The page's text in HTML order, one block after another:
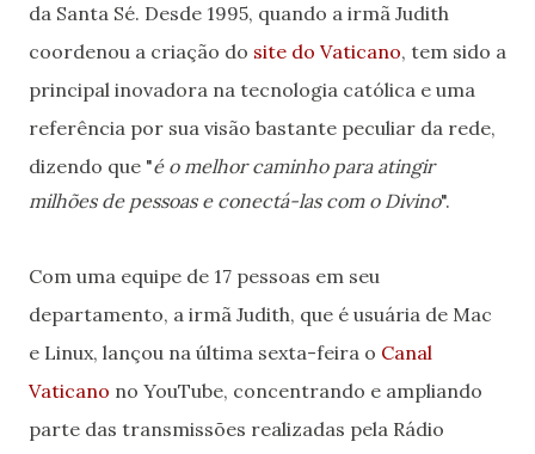
da Santa Sé. Desde 1995, quando a irmã Judith
coordenou a criação do site do Vaticano, tem sido a
principal inovadora na tecnologia católica e uma
referência por sua visão bastante peculiar da rede,
dizendo que "é o melhor caminho para atingir
milhões de pessoas e conectá-las com o Divino".
Com uma equipe de 17 pessoas em seu
departamento, a irmã Judith, que é usuária de Mac
e Linux, lançou na última sexta-feira o Canal
Vaticano no YouTube, concentrando e ampliando
parte das transmissões realizadas pela Rádio